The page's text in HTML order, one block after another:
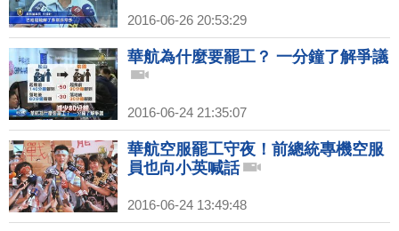
2016-06-26 20:53:29
華航為什麼要罷工？ 一分鐘了解爭議
2016-06-24 21:35:07
華航空服罷工守夜！前總統專機空服
員也向小英喊話
2016-06-24 13:49:48